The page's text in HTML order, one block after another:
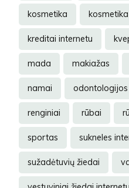
kosmetika
kreditai internetu
mada makiažas
namai odontologijos
renginiai rūbai
sportas sukneles
sužadėtuvių žiedai